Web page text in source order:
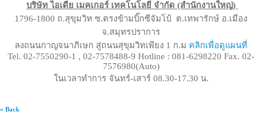
บริษัท ไอเดีย เมคเกอร์ เทคโนโลยี จำกัด (สำนักงานใหญ่)
1796-1800 ถ.สุขุมวิท ซ.ตรงข้ามบิ๊กซีจัมโบ้ ต.เทพารักษ์ อ.เมือง
จ.สมุทรปราการ
ลงถนนกาญจนาภิเษก สู่ถนนสุขุมวิทเพียง 1 ก.ม คลิกเพื่อดูแผนที่
Tel. 02-7550290-1 , 02-7578488-9 Hotline : 081-6298220 Fax. 02-
7576980(Auto)
ในเวลาทำการ จันทร์-เสาร์ 08.30-17.30 น.
« Back